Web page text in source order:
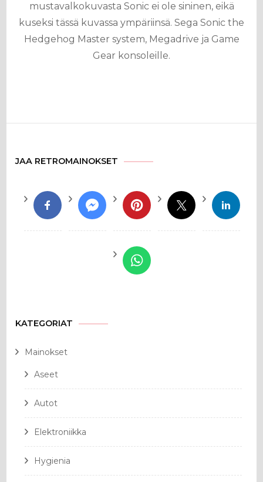
mustavalkokuvasta Sonic ei ole sininen, eikä
kuseksi tässä kuvassa ympäriinsä. Sega Sonic the
Hedgehog Master system, Megadrive ja Game
Gear konsoleille.
JAA RETROMAINOKSET
KATEGORIAT
Mainokset
Aseet
Autot
Elektroniikka
Hygienia